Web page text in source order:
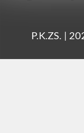
P.K.ZS.